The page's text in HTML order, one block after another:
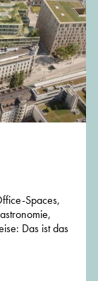
Spaces,
Das ist das